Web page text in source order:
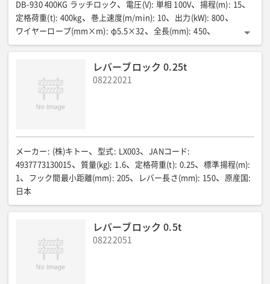
DB-930 400KG ラッチロック
電圧(V): 単相 100V 揚程(m): 15
定格荷重(t): 400kg 巻上速度(m/min): 10 出力(kW): 800
ワイヤーロープ(mm×m): φ5.5×32 全長(mm): 450
全幅(mm): 294 全高(mm): 877 質量(kg): 22
レバーブロック 0.25t
08222021
メーカー : (株)キトー 型式: LX003 JANコード :
4937773130015
質量(kg): 1.6 定格荷重(t): 0.25 標準揚程(m):
1
フック間最小距離(mm): 205 レバー長さ(mm): 150 原産国 :
日本
レバーブロック 0.5t
08222051